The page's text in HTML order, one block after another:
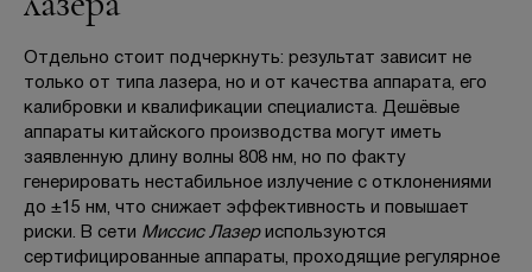
Отдельно стоит подчеркнуть: результат зависит не
только от типа лазера, но и от качества аппарата, его
калибровки и квалификации специалиста. Дешёвые
аппараты китайского производства могут иметь
заявленную длину волны 808 нм, но по факту
генерировать нестабильное излучение с отклонениями
до ±15 нм, что снижает эффективность и повышает
риски. В сети Миссис Лазериспользуются
сертифицированные аппараты, проходящие регулярное